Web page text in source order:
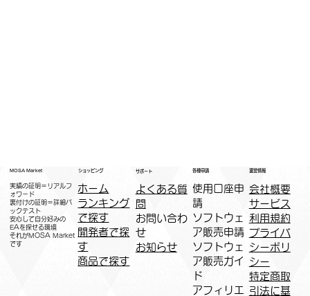
MOSA Market
実績の証明＝リアルフ
ォワード
裏付けの証明＝詳細バ
ックテスト
安心して自分好みの
EAを探せる環境
​それがMOSA Market
です
ショッピング
ホーム
ランキング
で探す
開発者で探
す
商品で探す
サポート
よくある質
問
お問い合わ
せ
お知らせ
各種申請
​使用口座申
請
ソフトウェ
ア販売申請
ソフトウェ
ア販売ガイ
ド
アフィリエ
運営情報
会社概要
サービス
利用規約
プライバ
シーポリ
シー
特定商取
引法に基